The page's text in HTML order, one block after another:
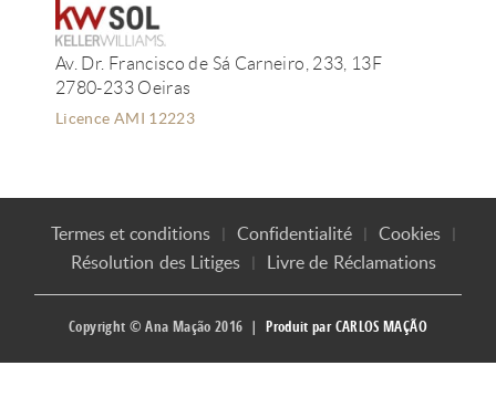
Av. Dr. Francisco de Sá Carneiro, 233, 13F
2780-233 Oeiras
Licence AMI 12223
Copyright © Ana Mação 2016 |Produit parCARLOS MAÇÃO
Termes et conditions Confidentialité
Cookies
Résolution des Litiges
Livre de Réclamations